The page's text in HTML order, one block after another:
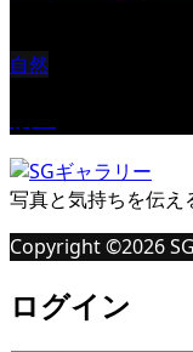
自然
写真と気持ちを伝え
Copyright ©2026
ログイン